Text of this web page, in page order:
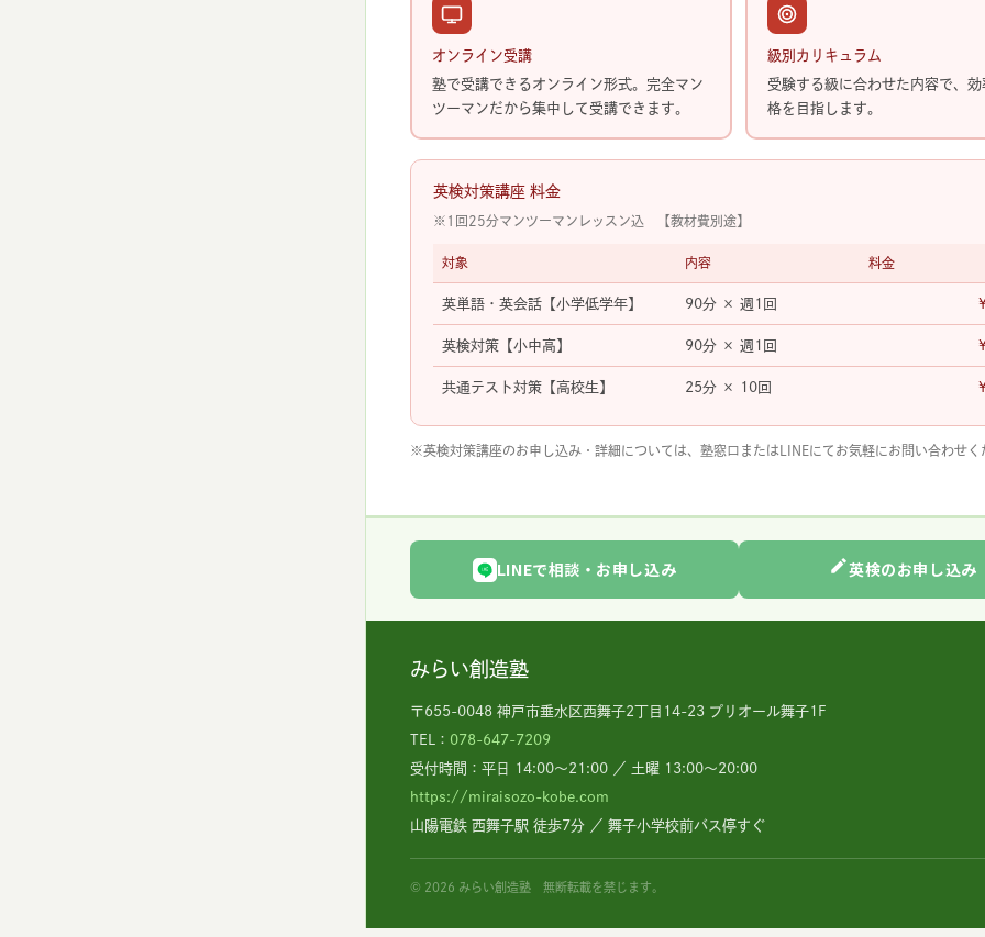
オンライン受講
塾で受講できるオンライン形式。完全マン
ツーマンだから集中して受講できます。
級別カリキュラム
受験する級に合わせた内容で、効
格を目指します。
英検対策講座 料金
※1回25分マンツーマンレッスン込 【教材費別途】
対象 内容 料金
英単語・英会話【小学低学年】 90分 × 週1回
英検対策【小中高】 90分 × 週1回
共通テスト対策【高校生】 25分 × 10回
※英検対策講座のお申し込み・詳細については、塾窓口またはLINEにてお気軽にお問い合わせく
LINEで相談・お申し込み 英検のお申し込み
みらい創造塾
〒655-0048 神戸市垂水区西舞子2丁目14-23 プリオール舞子1F
TEL： 078-647-7209
受付時間：平日 14:00〜21:00 ／ 土曜 13:00〜20:00
https://miraisozo-kobe.com
山陽電鉄 西舞子駅 徒歩7分 ／ 舞子小学校前バス停すぐ
© 2026 みらい創造塾 無断転載を禁じます。